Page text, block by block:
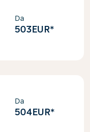
Da
503EUR*
Da
504EUR*